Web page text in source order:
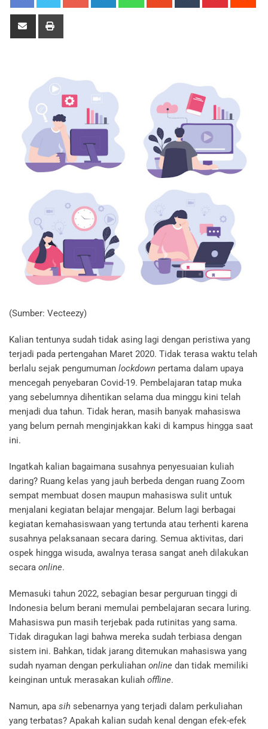
(Sumber: Vecteezy)
Kalian tentunya sudah tidak asing lagi dengan peristiwa yang
terjadi pada pertengahan Maret 2020. Tidak terasa waktu telah
berlalu sejak pengumuman lockdown pertama dalam upaya
mencegah penyebaran Covid-19. Pembelajaran tatap muka
yang sebelumnya dihentikan selama dua minggu kini telah
menjadi dua tahun. Tidak heran, masih banyak mahasiswa
yang belum pernah menginjakkan kaki di kampus hingga saat
ini.
Ingatkah kalian bagaimana susahnya penyesuaian kuliah
daring? Ruang kelas yang jauh berbeda dengan ruang Zoom
sempat membuat dosen maupun mahasiswa sulit untuk
menjalani kegiatan belajar mengajar. Belum lagi berbagai
kegiatan kemahasiswaan yang tertunda atau terhenti karena
susahnya pelaksanaan secara daring. Semua aktivitas, dari
ospek hingga wisuda, awalnya terasa sangat aneh dilakukan
secara online.
Memasuki tahun 2022, sebagian besar perguruan tinggi di
Indonesia belum berani memulai pembelajaran secara luring.
Mahasiswa pun masih terjebak pada rutinitas yang sama.
Tidak diragukan lagi bahwa mereka sudah terbiasa dengan
sistem ini. Bahkan, tidak jarang ditemukan mahasiswa yang
sudah nyaman dengan perkuliahan online dan tidak memiliki
keinginan untuk merasakan kuliah offline.
Namun, apa sih sebenarnya yang terjadi dalam perkuliahan
yang terbatas? Apakah kalian sudah kenal dengan efek-efek